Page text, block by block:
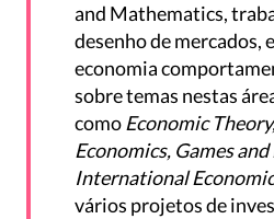
and Mathematics,
desenho de mercados,
economia
sobre temas nestas
como Economic
Economics, Games
International
vários projetos de